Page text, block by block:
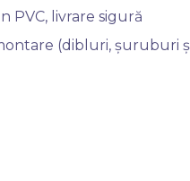
PVC, livrare sigură
(dibluri, șuruburi